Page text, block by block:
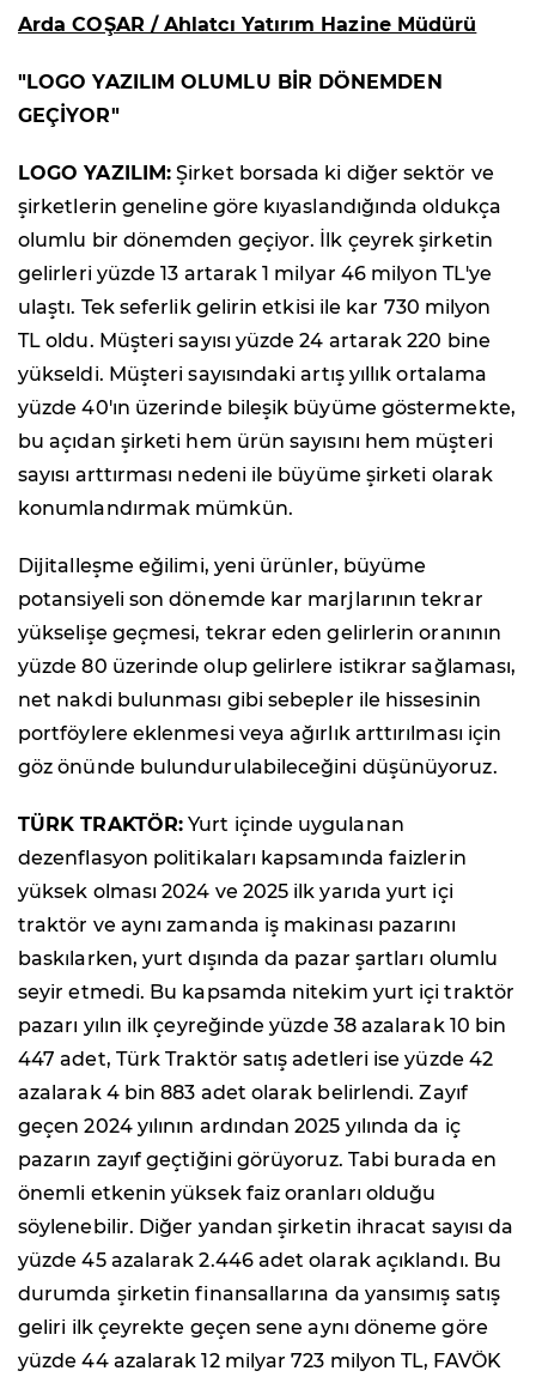
Arda COŞAR / Ahlatcı Yatırım Hazine Müdürü
"LOGO YAZILIM OLUMLU BİR DÖNEMDEN
GEÇİYOR"
LOGO YAZILIM: Şirket borsada ki diğer sektör ve
şirketlerin geneline göre kıyaslandığında oldukça
olumlu bir dönemden geçiyor. İlk çeyrek şirketin
gelirleri yüzde 13 artarak 1 milyar 46 milyon TL'ye
ulaştı. Tek seferlik gelirin etkisi ile kar 730 milyon
TL oldu. Müşteri sayısı yüzde 24 artarak 220 bine
yükseldi. Müşteri sayısındaki artış yıllık ortalama
yüzde 40'ın üzerinde bileşik büyüme göstermekte,
bu açıdan şirketi hem ürün sayısını hem müşteri
sayısı arttırması nedeni ile büyüme şirketi olarak
konumlandırmak mümkün.
Dijitalleşme eğilimi, yeni ürünler, büyüme
potansiyeli son dönemde kar marjlarının tekrar
yükselişe geçmesi, tekrar eden gelirlerin oranının
yüzde 80 üzerinde olup gelirlere istikrar sağlaması,
net nakdi bulunması gibi sebepler ile hissesinin
portföylere eklenmesi veya ağırlık arttırılması için
göz önünde bulundurulabileceğini düşünüyoruz.
TÜRK TRAKTÖR: Yurt içinde uygulanan
dezenflasyon politikaları kapsamında faizlerin
yüksek olması 2024 ve 2025 ilk yarıda yurt içi
traktör ve aynı zamanda iş makinası pazarını
baskılarken, yurt dışında da pazar şartları olumlu
seyir etmedi. Bu kapsamda nitekim yurt içi traktör
pazarı yılın ilk çeyreğinde yüzde 38 azalarak 10 bin
447 adet, Türk Traktör satış adetleri ise yüzde 42
azalarak 4 bin 883 adet olarak belirlendi. Zayıf
geçen 2024 yılının ardından 2025 yılında da iç
pazarın zayıf geçtiğini görüyoruz. Tabi burada en
önemli etkenin yüksek faiz oranları olduğu
söylenebilir. Diğer yandan şirketin ihracat sayısı da
yüzde 45 azalarak 2.446 adet olarak açıklandı. Bu
durumda şirketin finansallarına da yansımış satış
geliri ilk çeyrekte geçen sene aynı döneme göre
yüzde 44 azalarak 12 milyar 723 milyon TL, FAVÖK